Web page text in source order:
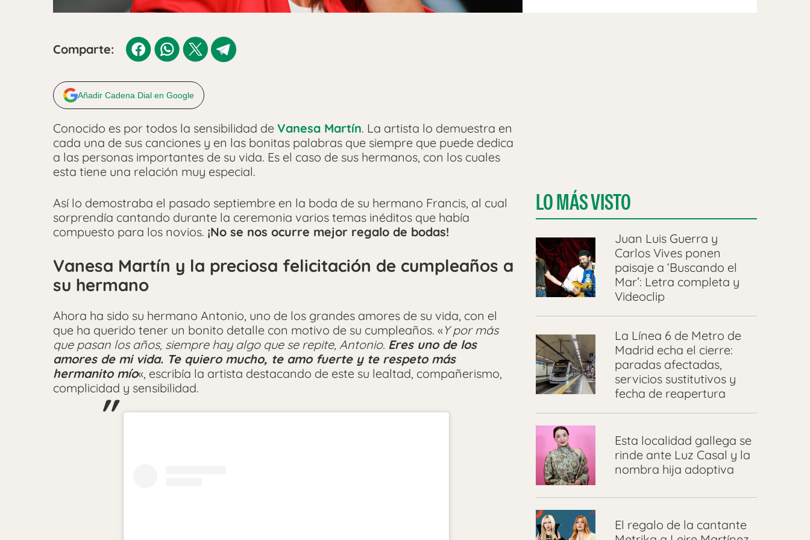
Comparte:
Añadir Cadena Dial en Google
Conocido es por todos la sensibilidad de Vanesa Martín. La artista lo demuestra en
cada una de sus canciones y en las bonitas palabras que siempre que puede dedica
a las personas importantes de su vida. Es el caso de sus hermanos, con los cuales
esta tiene una relación muy especial.
Así lo demostraba el pasado septiembre en la boda de su hermano Francis, al cual
sorprendía cantando durante la ceremonia varios temas inéditos que había
compuesto para los novios. ¡No se nos ocurre mejor regalo de bodas!
Vanesa Martín y la preciosa felicitación de cumpleaños a
su hermano
Ahora ha sido su hermano Antonio, uno de los grandes amores de su vida, con el
que ha querido tener un bonito detalle con motivo de su cumpleaños. «Y por más
que pasan los años, siempre hay algo que se repite, Antonio. Eres uno de los
amores de mi vida. Te quiero mucho, te amo fuerte y te respeto más
hermanito mío«, escribía la artista destacando de este su lealtad, compañerismo,
complicidad y sensibilidad.
LO MÁS VISTO
Juan Luis Guerra y
Carlos Vives ponen
paisaje a ‘Buscando el
Mar’: Letra completa y
Videoclip
La Línea 6 de Metro de
Madrid echa el cierre:
paradas afectadas,
servicios sustitutivos y
fecha de reapertura
Esta localidad gallega se
rinde ante Luz Casal y la
nombra hija adoptiva
El regalo de la cantante